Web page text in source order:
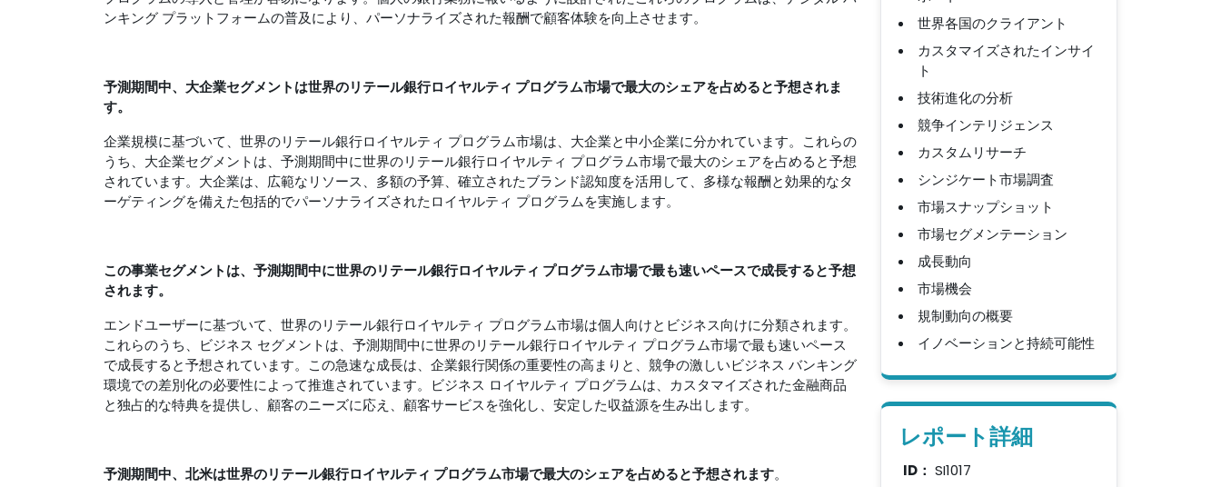
ンキング プラットフォームの普及により、パーソナライズされた報酬で顧客体験を向上させます。
予測期間中、大企業セグメントは世界のリテール銀行ロイヤルティ プログラム市場で最大のシェアを占めると予想されま
す。
企業規模に基づいて、世界のリテール銀行ロイヤルティ プログラム市場は、大企業と中小企業に分かれています。これらの
うち、大企業セグメントは、予測期間中に世界のリテール銀行ロイヤルティ プログラム市場で最大のシェアを占めると予想
されています。大企業は、広範なリソース、多額の予算、確立されたブランド認知度を活用して、多様な報酬と効果的なタ
ーゲティングを備えた包括的でパーソナライズされたロイヤルティ プログラムを実施します。
この事業セグメントは、 予測期間中に世界のリテール銀行ロイヤルティ プログラム市場で最も速いペースで成長すると予想
されます。
エンドユーザーに基づいて、世界のリテール銀行ロイヤルティ プログラム市場は個人向けとビジネス向けに分類されます。
これらのうち、ビジネス セグメントは、予測期間中に世界のリテール銀行ロイヤルティ プログラム市場で最も速いペース
で成長すると予想されています。この急速な成長は、企業銀行関係の重要性の高まりと、競争の激しいビジネス バンキング
環境での差別化の必要性によって推進されています。ビジネス ロイヤルティ プログラムは、カスタマイズされた金融商品
と独占的な特典を提供し、顧客のニーズに応え、顧客サービスを強化し、安定した収益源を生み出します。
予測期間中、北米は世界のリテール銀行ロイヤルティ プログラム市場で最大のシェアを占めると予想されます。
世界各国のクライアント
カスタマイズされたインサイ
ト
技術進化の分析
競争インテリジェンス
カスタムリサーチ
シンジケート市場調査
市場スナップショット
市場セグメンテーション
成長動向
市場機会
規制動向の概要
イノベーションと持続可能性
レポート詳細
ID： SI1017